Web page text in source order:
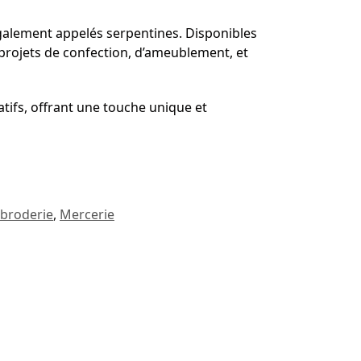
appelés serpentines. Disponibles
de confection, d’ameublement, et
offrant une touche unique et
, Mercerie